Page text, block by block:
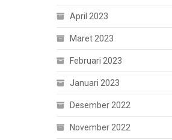
April 2023
Maret 2023
Februari 2023
Januari 2023
Desember 2022
November 2022